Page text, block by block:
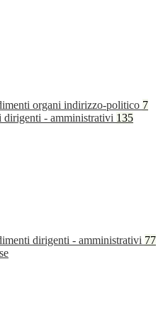
organi indirizzo-politico 7
dirigenti - amministrativi 135
dirigenti - amministrativi 77